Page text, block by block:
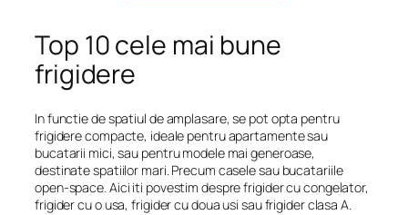
Top 10 cele mai bune
frigidere
In functie de spatiul de amplasare, se pot opta pentru
frigidere compacte, ideale pentru apartamente sau
bucatarii mici, sau pentru modele mai generoase,
destinate spatiilor mari. Precum casele sau bucatariile
open-space. Aici iti povestim despre frigider cu congelator,
frigider cu o usa, frigider cu doua usi sau frigider clasa A.